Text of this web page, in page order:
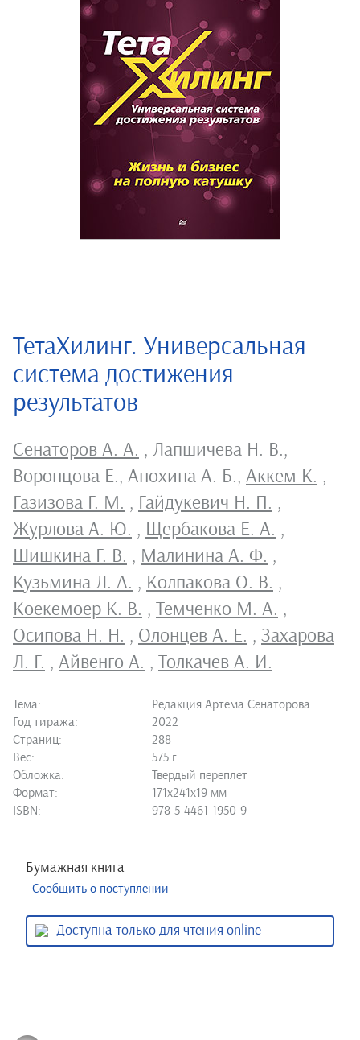
ТетаХилинг. Универсальная
система достижения
результатов
Сенаторов А. А. , Лапшичева Н. В.,
Воронцова Е., Анохина А. Б., Аккем К. ,
Газизова Г. М. , Гайдукевич Н. П. ,
Журлова А. Ю. , Щербакова Е. А. ,
Шишкина Г. В. , Малинина А. Ф. ,
Кузьмина Л. А. , Колпакова О. В. ,
Коекемоер К. В. , Темченко М. А. ,
Осипова Н. Н. , Олонцев А. Е. , Захарова
Л. Г. , Айвенго А. , Толкачев А. И.
Тема:
Редакция Артема Сенаторова
Год тиража:
2022
Страниц:
288
Вес:
575 г.
Обложка:
Твердый переплет
Формат:
171х241х19 мм
ISBN:
978-5-4461-1950-9
Бумажная книга
Сообщить о поступлении
Доступна только для чтения online